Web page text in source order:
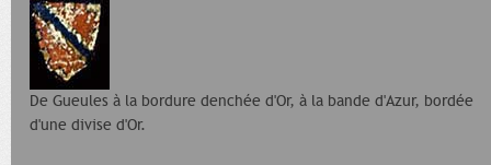
De Gueules à la bordure denchée d'Or, à la bande d'Azur, bordée
d'une divise d'Or.